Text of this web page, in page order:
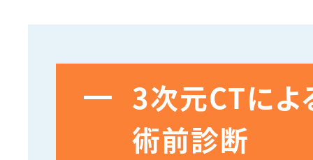
3次元CTによ
術前診断